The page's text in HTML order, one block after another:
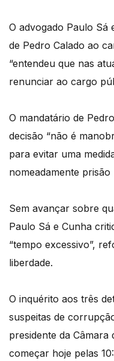
O advogado Paulo
de Pedro Calado ao
“entendeu que nas
renunciar ao cargo
O mandatário de
decisão “não é
para evitar uma
nomeadamente prisão
Sem avançar sobre
Paulo Sá e Cunha
“tempo excessivo”,
liberdade.
O inquérito aos três
suspeitas de
presidente da
começar hoje pelas